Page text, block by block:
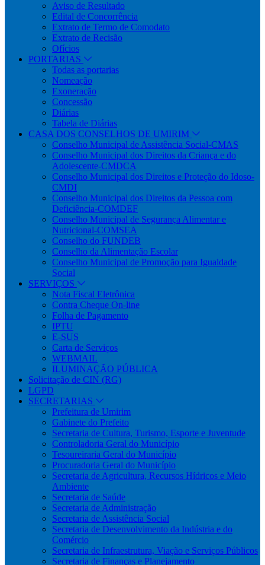
Aviso de Resultado
Edital de Concorrência
Extrato de Termo de Comodato
Extrato de Recisão
Ofícios
PORTARIAS
Todas as portarias
Nomeação
Exoneração
Concessão
Diárias
Tabela de Diárias
CASA DOS CONSELHOS DE UMIRIM
Conselho Municipal de Assistência Social-CMAS
Conselho Municipal dos Direitos da Criança e do
Adolescente-CMDCA
Conselho Municipal dos Direitos e Proteção do Idoso-
CMDI
Conselho Municipal dos Direitos da Pessoa com
Deficiência-COMDEF
Conselho Municipal de Segurança Alimentar e
Nutricional-COMSEA
Conselho do FUNDEB
Conselho da Alimentação Escolar
Conselho Municipal de Promoção para Igualdade
Social
SERVIÇOS
Nota Fiscal Eletrônica
Contra Cheque On-line
Folha de Pagamento
IPTU
E-SUS
Carta de Serviços
WEBMAIL
ILUMINAÇÃO PÚBLICA
Solicitação de CIN (RG)
LGPD
SECRETARIAS
Prefeitura de Umirim
Gabinete do Prefeito
Secretaria de Cultura, Turismo, Esporte e Juventude
Controladoria Geral do Município
Tesoureiraria Geral do Município
Procuradoria Geral do Município
Secretaria de Agricultura, Recursos Hídricos e Meio
Ambiente
Secretaria de Saúde
Secretaria de Administração
Secretaria de Assistência Social
Secretaria de Desenvolvimento da Indústria e do
Comércio
Secretaria de Infraestrutura, Viação e Serviços Públicos
Secretaria de Finanças e Planejamento